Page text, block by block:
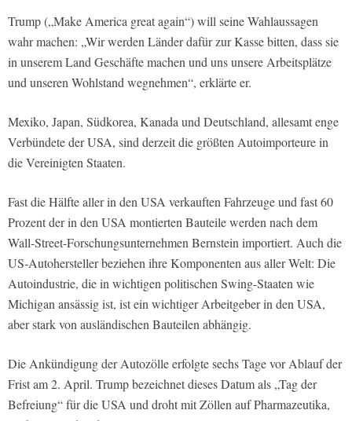
Trump („Make America great again“) will seine Wahlaussagen
wahr machen: „Wir werden Länder dafür zur Kasse bitten, dass sie
in unserem Land Geschäfte machen und uns unsere Arbeitsplätze
und unseren Wohlstand wegnehmen“, erklärte er.
Mexiko, Japan, Südkorea, Kanada und Deutschland, allesamt enge
Verbündete der USA, sind derzeit die größten Autoimporteure in
die Vereinigten Staaten.
Fast die Hälfte aller in den USA verkauften Fahrzeuge und fast 60
Prozent der in den USA montierten Bauteile werden nach dem
Wall-Street-Forschungsunternehmen Bernstein importiert. Auch die
US-Autohersteller beziehen ihre Komponenten aus aller Welt: Die
Autoindustrie, die in wichtigen politischen Swing-Staaten wie
Michigan ansässig ist, ist ein wichtiger Arbeitgeber in den USA,
aber stark von ausländischen Bauteilen abhängig.
Die Ankündigung der Autozölle erfolgte sechs Tage vor Ablauf der
Frist am 2. April. Trump bezeichnet dieses Datum als „Tag der
Befreiung“ für die USA und droht mit Zöllen auf Pharmazeutika,